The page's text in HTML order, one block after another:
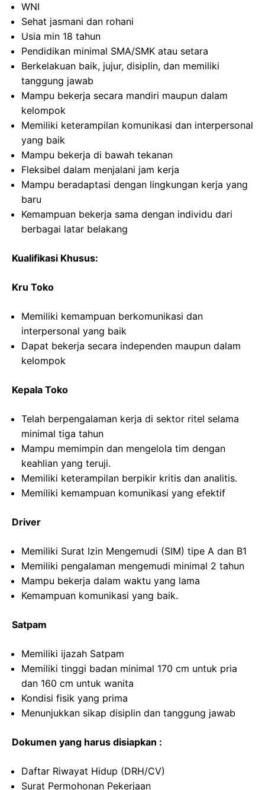
WNI
Sehat jasmani dan rohani
Usia min 18 tahun
Pendidikan minimal SMA/SMK atau setara
Berkelakuan baik, jujur, disiplin, dan memiliki
tanggung jawab
Mampu bekerja secara mandiri maupun dalam
kelompok
Memiliki keterampilan komunikasi dan interpersonal
yang baik
Mampu bekerja di bawah tekanan
Fleksibel dalam menjalani jam kerja
Mampu beradaptasi dengan lingkungan kerja yang
baru
Kemampuan bekerja sama dengan individu dari
berbagai latar belakang
Kualifikasi Khusus:
Kru Toko
Memiliki kemampuan berkomunikasi dan
interpersonal yang baik
Dapat bekerja secara independen maupun dalam
kelompok
Kepala Toko
Telah berpengalaman kerja di sektor ritel selama
minimal tiga tahun
Mampu memimpin dan mengelola tim dengan
keahlian yang teruji.
Memiliki keterampilan berpikir kritis dan analitis.
Memiliki kemampuan komunikasi yang efektif
Driver
Memiliki Surat Izin Mengemudi (SIM) tipe A dan B1
Memiliki pengalaman mengemudi minimal 2 tahun
Mampu bekerja dalam waktu yang lama
Kemampuan komunikasi yang baik.
Satpam
Memiliki ijazah Satpam
Memiliki tinggi badan minimal 170 cm untuk pria
dan 160 cm untuk wanita
Kondisi fisik yang prima
Menunjukkan sikap disiplin dan tanggung jawab
Dokumen yang harus disiapkan :
Daftar Riwayat Hidup (DRH/CV)
Surat Permohonan Pekerjaan